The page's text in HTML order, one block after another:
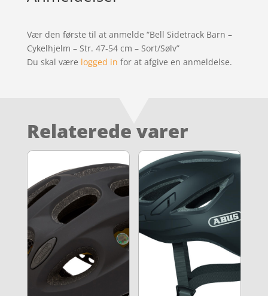
Vær den første til at anmelde “Bell Sidetrack Barn –
Cykelhjelm – Str. 47-54 cm – Sort/Sølv”
Du skal være logged in for at afgive en anmeldelse.
Relaterede varer